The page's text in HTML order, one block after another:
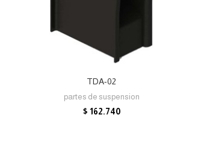
TDA-02
partes de suspension
$ 162.740